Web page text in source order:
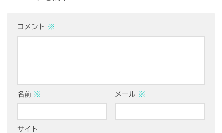
コメント ※
名前 ※ メール ※
サイト